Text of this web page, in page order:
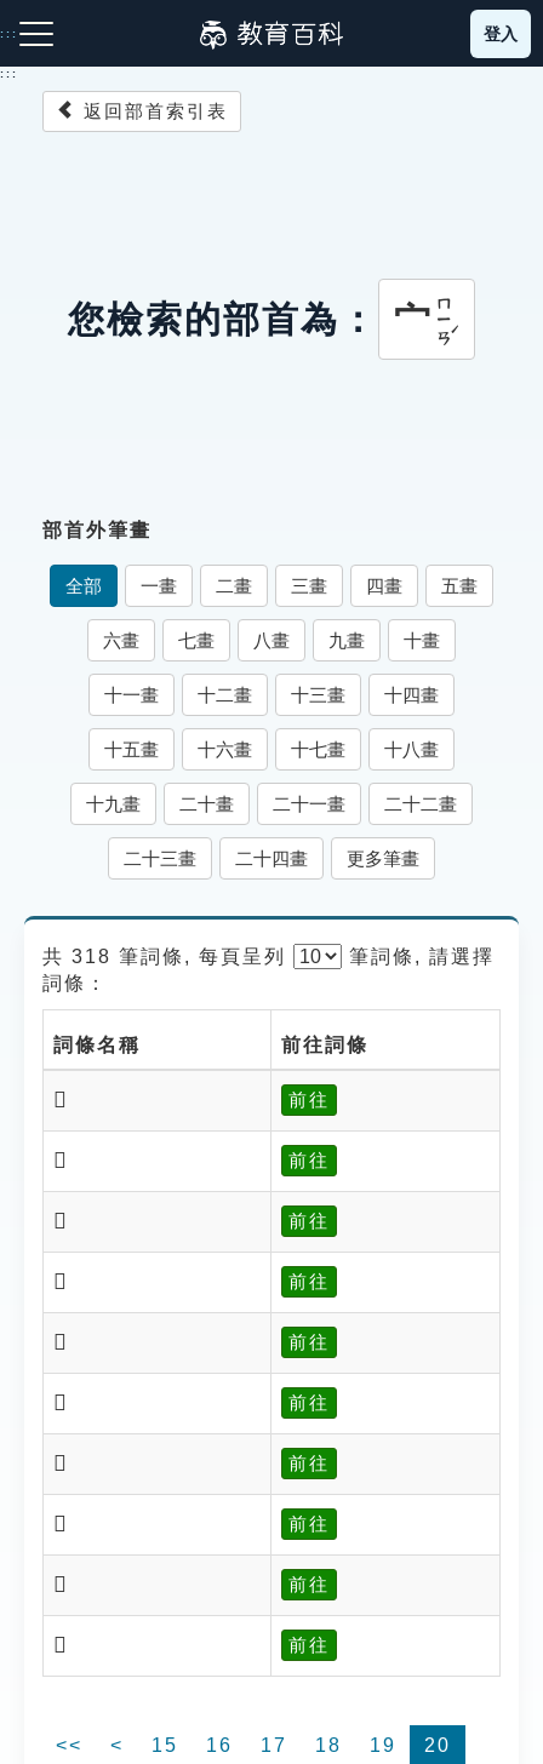
到
主
:::
索引選單
知識索引
單字索引
生命大百科索引
遊戲專區
教學應用
登入
:::
返回部首索引表
您檢索的部首為： 宀ㄇㄧㄢˊ
部首外筆畫
全部 一畫 二畫 三畫 四畫 五畫
六畫 七畫 八畫 九畫 十畫
十一畫 十二畫 十三畫 十四畫
十五畫 十六畫 十七畫 十八畫
十九畫 二十畫 二十一畫 二十二畫
二十三畫 二十四畫 更多筆畫
共 318 筆詞條, 每頁呈列 筆詞條, 請選擇
詞條：
詞條名稱 前往詞條
𡨢 前往
𡨣 前往
𡨤 前往
𡨥 前往
𡨦 前往
𡨧 前往
𡨨 前往
𡨩 前往
𡨶 前往
𡨻 前往
<< < 15 16 17 18 19
20